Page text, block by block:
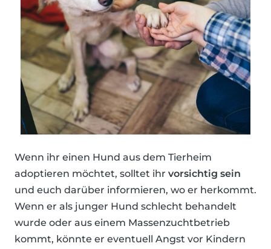
Wenn ihr einen Hund aus dem Tierheim
adoptieren möchtet, solltet ihr vorsichtig sein
und euch darüber informieren, wo er herkommt.
Wenn er als junger Hund schlecht behandelt
wurde oder aus einem Massenzuchtbetrieb
kommt, könnte er eventuell Angst vor Kindern